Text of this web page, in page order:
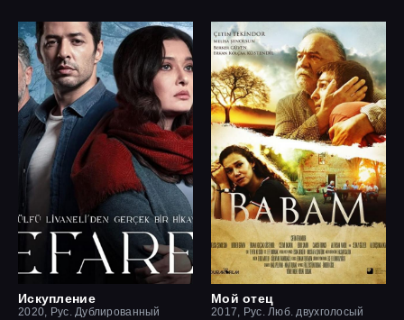
Искупление
2020, Рус. Дублированный
Мой отец
2017, Рус. Люб. двухголосый